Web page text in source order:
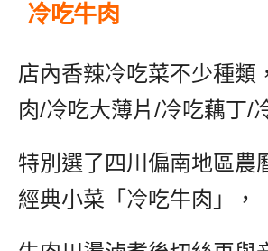
冷吃牛肉
店內香辣冷吃菜不少種類
肉/冷吃大薄片/冷吃藕丁/
特別選了四川偏南地區農
經典小菜「冷吃牛肉」，